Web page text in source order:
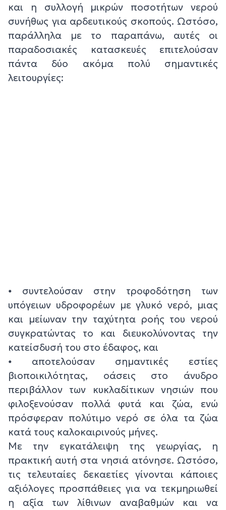
και η συλλογή μικρών ποσοτήτων νερού
συνήθως για αρδευτικούς σκοπούς. Ωστόσο,
παράλληλα με το παραπάνω, αυτές οι
παραδοσιακές κατασκευές επιτελούσαν
πάντα δύο ακόμα πολύ σημαντικές
λειτουργίες:
⦁ συντελούσαν στην τροφοδότηση των
υπόγειων υδροφορέων με γλυκό νερό, μιας
και μείωναν την ταχύτητα ροής του νερού
συγκρατώντας το και διευκολύνοντας την
κατείσδυσή του στο έδαφος, και
⦁ αποτελούσαν σημαντικές εστίες
βιοποικιλότητας, οάσεις στο άνυδρο
περιβάλλον των κυκλαδίτικων νησιών που
φιλοξενούσαν πολλά φυτά και ζώα, ενώ
πρόσφεραν πολύτιμο νερό σε όλα τα ζώα
κατά τους καλοκαιρινούς μήνες.
Με την εγκατάλειψη της γεωργίας, η
πρακτική αυτή στα νησιά ατόνησε. Ωστόσο,
τις τελευταίες δεκαετίες γίνονται κάποιες
αξιόλογες προσπάθειες για να τεκμηριωθεί
η αξία των λίθινων αναβαθμών και να